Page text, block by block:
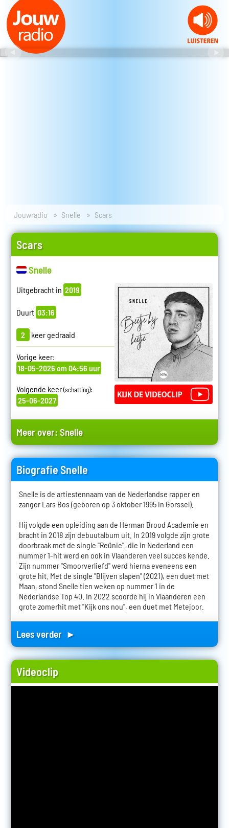
Jouwradio Snelle Scars
Scars
Snelle
Uitgebracht in 2019
Duurt 03:16
2 keer gedraaid
Vorige keer:
18-05-2026 om 04:56 uur
Volgende keer(schatting):
25-06-2027
Meer over:Snelle
Biografie Snelle
Snelle is de artiestennaam van de Nederlandse rapper en
zanger Lars Bos (geboren op 3 oktober 1995 in Gorssel).
Hij volgde een opleiding aan de Herman Brood Academie en
bracht in 2018 zijn debuutalbum uit. In 2019 volgde zijn grote
doorbraak met de single "Reünie", die in Nederland een
nummer 1-hit werd en ook in Vlaanderen veel succes kende.
Zijn nummer "Smoorverliefd" werd hierna eveneens een
grote hit. Met de single "Blijven slapen" (2021), een duet met
Maan, stond Snelle tien weken op nummer 1 in de
Nederlandse Top 40. In 2022 scoorde hij in Vlaanderen een
grote zomerhit met "Kijk ons nou", een duet met Metejoor.
Lees verder ►
Videoclip